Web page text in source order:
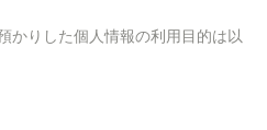
かりした個人情報の利用目的は以